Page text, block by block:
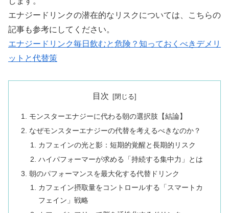
エナジードリンクの潜在的なリスクについては、こちらの
記事も参考にしてください。
エナジードリンク毎日飲むと危険？知っておくべきデメリ
ットと代替策
目次
モンスターエナジーに代わる朝の選択肢【結論】
なぜモンスターエナジーの代替を考えるべきなのか？
カフェインの光と影：短期的覚醒と長期的リスク
ハイパフォーマーが求める「持続する集中力」とは
朝のパフォーマンスを最大化する代替ドリンク
カフェイン摂取量をコントロールする「スマートカ
フェイン」戦略